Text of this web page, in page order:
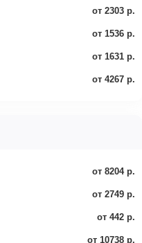
от 2303 р.
от 1536 р.
от 1631 р.
от 4267 р.
от 8204 р.
от 2749 р.
от 442 р.
от 10738 р.